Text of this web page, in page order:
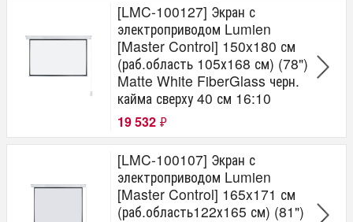
[LMC-100127] Экран с
электроприводом Lumien
[Master Control] 150x180 см
(раб.область 105х168 см) (78")
Matte White FiberGlass черн.
кайма сверху 40 см 16:10
19 532 ₽
[LMC-100107] Экран с
электроприводом Lumien
[Master Control] 165x171 см
(раб.область122х165 см) (81")